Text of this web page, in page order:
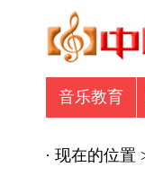
音乐教育
· 现在的位置